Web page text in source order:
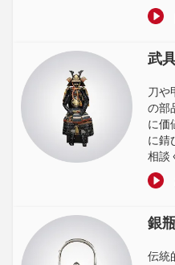
武
刀や
の部
に価
に錆
相談
銀
伝統